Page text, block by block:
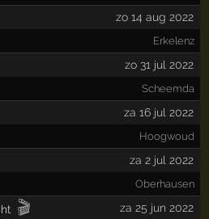
zo 14 aug 2022
Erkelenz
zo 31 jul 2022
Scheemda
za 16 jul 2022
Hoogwoud
za 2 jul 2022
Oberhausen
🎬 za 25 jun 2022